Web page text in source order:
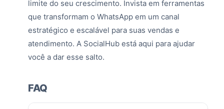
limite do seu crescimento. Invista em ferramentas
que transformam o WhatsApp em um canal
estratégico e escalável para suas vendas e
atendimento. A SocialHub está aqui para ajudar
você a dar esse salto.
FAQ